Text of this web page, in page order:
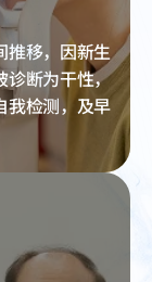
推移，因新生
诊断为干性，
我检测，及早